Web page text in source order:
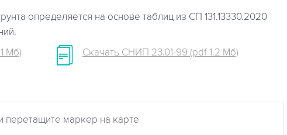
определяется на основе таблиц из СП 131.13330.2020
Мб)
Скачать СНИП 23.01-99 (pdf 1.2 Мб)